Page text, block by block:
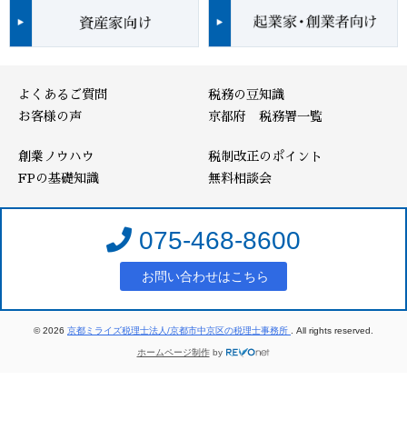
よくあるご質問
お客様の声
税務の豆知識
京都府 税務署一覧
創業ノウハウ
FPの基礎知識
税制改正のポイント
無料相談会
075-468-8600
お問い合わせはこちら
© 2026 京都ミライズ税理士法人/京都市中京区の税理士事務所 . All rights reserved.
ホームページ制作by